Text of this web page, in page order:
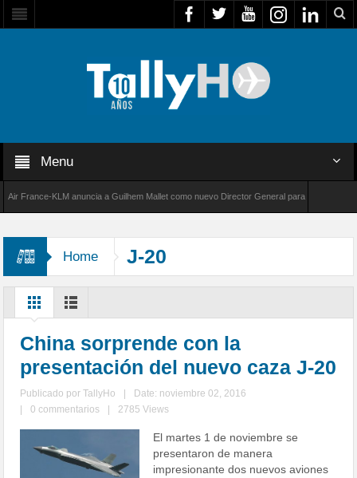
Menu
KLM anuncia a Guilhem Mallet como nuevo Director General para América Latina
Home J-20
China sorprende con la
presentación del nuevo caza J-20
Publicado porTallyHo
Date: noviembre 02, 2016
0 commentarios 2785 Views
El martes 1 de noviembre se
presentaron de manera
impresionante dos nuevos aviones